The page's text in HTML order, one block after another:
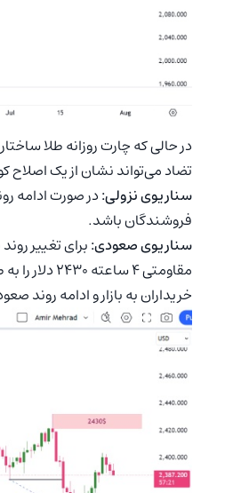
تضاد می‌تواند نشان از یک
سناریوی نزولی:
فروشندگان باشد.
سناریوی صعودی:
مقاومتی
خریداران به بازار و ادامه روند